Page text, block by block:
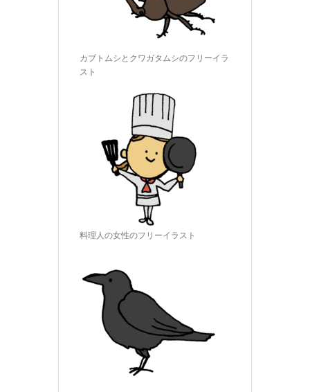
カブトムシとクワガタムシのフリーイラ
スト
料理人の女性のフリーイラスト